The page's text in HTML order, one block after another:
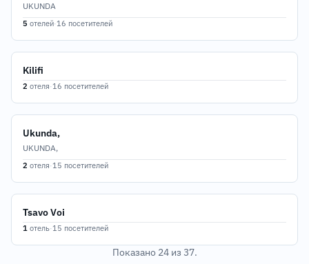
UKUNDA
5 отелей·16 посетителей
Kilifi
2 отеля·16 посетителей
Ukunda,
UKUNDA,
2 отеля·15 посетителей
Tsavo Voi
1 отель·15 посетителей
Показано 24 из 37.